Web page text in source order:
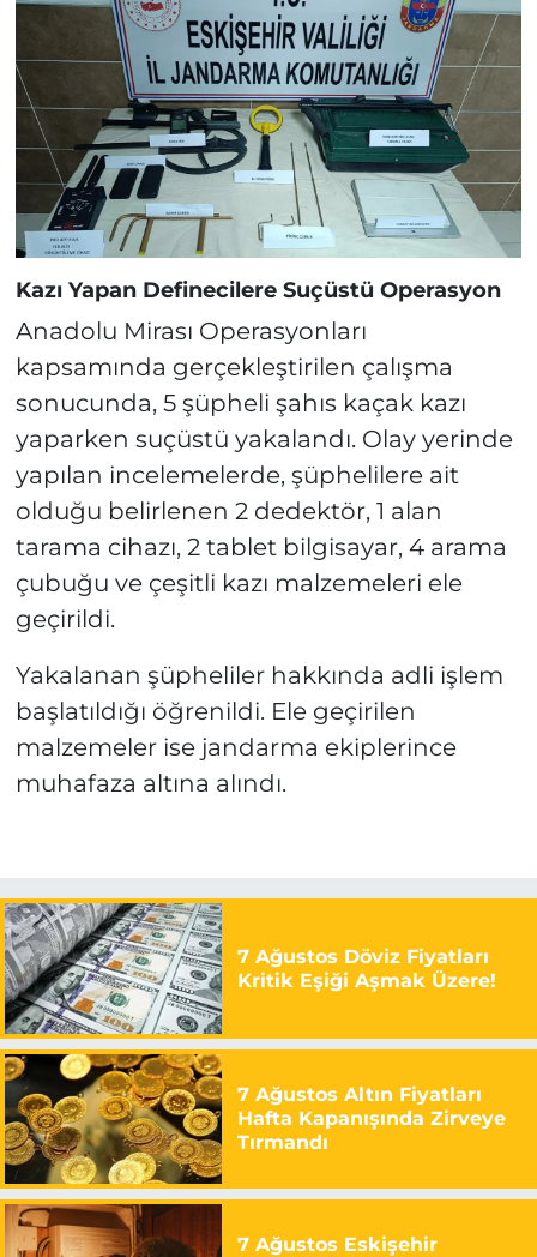
Kazı Yapan Definecilere Suçüstü Operasyon
Anadolu Mirası Operasyonları
kapsamında gerçekleştirilen çalışma
sonucunda, 5 şüpheli şahıs kaçak kazı
yaparken suçüstü yakalandı. Olay yerinde
yapılan incelemelerde, şüphelilere ait
olduğu belirlenen 2 dedektör, 1 alan
tarama cihazı, 2 tablet bilgisayar, 4 arama
çubuğu ve çeşitli kazı malzemeleri ele
geçirildi.
Yakalanan şüpheliler hakkında adli işlem
başlatıldığı öğrenildi. Ele geçirilen
malzemeler ise jandarma ekiplerince
muhafaza altına alındı.
7 Ağustos Döviz Fiyatları
Kritik Eşiği Aşmak Üzere!
7 Ağustos Altın Fiyatları
Hafta Kapanışında Zirveye
Tırmandı
7 Ağustos Eskişehir